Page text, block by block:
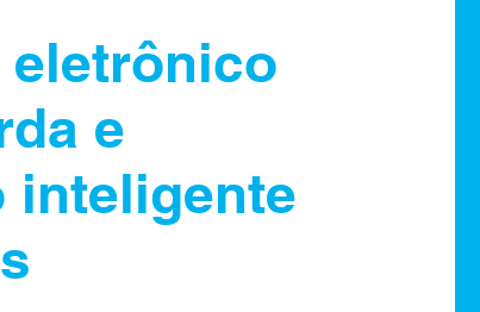
eletrônico
e
inteligente